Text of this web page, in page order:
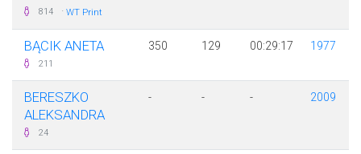
814 · WT Print
BĄCIK ANETA
211
350 129 00:29:17 1977
BERESZKO
ALEKSANDRA
24
- - - 2009